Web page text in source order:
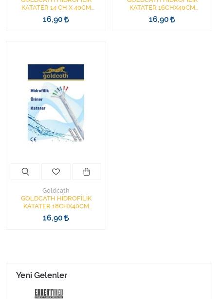
KATATER 14 CH X 40CM
YÜZÜKLÜ
16,90
KATATER 16CHX40CM
YÜZÜKLÜ
16,90
Goldcath
GOLDCATH HİDROFİLİK
KATATER 18CHX40CM
YÜZÜKLÜ
16,90
Yeni Gelenler